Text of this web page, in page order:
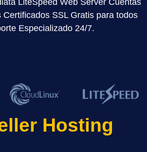
Certificados SSL Gratis para todos
Especializado 24/7.
Hosting